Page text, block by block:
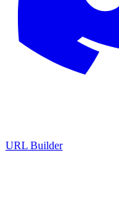
URL Builder